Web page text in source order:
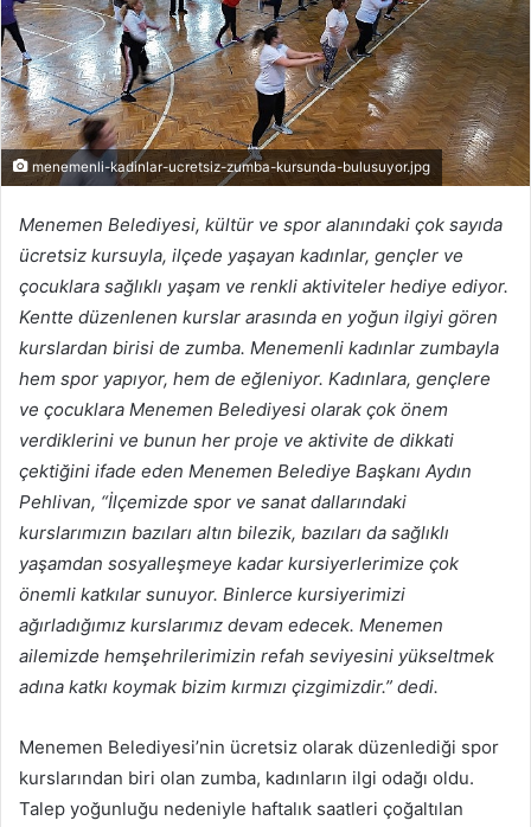
menemenli-kadinlar-ucretsiz-zumba-kursunda-bulusuyor.jpg
Menemen Belediyesi, kültür ve spor alanındaki çok sayıda
ücretsiz kursuyla, ilçede yaşayan kadınlar, gençler ve
çocuklara sağlıklı yaşam ve renkli aktiviteler hediye ediyor.
Kentte düzenlenen kurslar arasında en yoğun ilgiyi gören
kurslardan birisi de zumba. Menemenli kadınlar zumbayla
hem spor yapıyor, hem de eğleniyor. Kadınlara, gençlere
ve çocuklara Menemen Belediyesi olarak çok önem
verdiklerini ve bunun her proje ve aktivite de dikkati
çektiğini ifade eden Menemen Belediye Başkanı Aydın
Pehlivan, “İlçemizde spor ve sanat dallarındaki
kurslarımızın bazıları altın bilezik, bazıları da sağlıklı
yaşamdan sosyalleşmeye kadar kursiyerlerimize çok
önemli katkılar sunuyor. Binlerce kursiyerimizi
ağırladığımız kurslarımız devam edecek. Menemen
ailemizde hemşehrilerimizin refah seviyesini yükseltmek
adına katkı koymak bizim kırmızı çizgimizdir.” dedi.
Menemen Belediyesi’nin ücretsiz olarak düzenlediği spor
kurslarından biri olan zumba, kadınların ilgi odağı oldu.
Talep yoğunluğu nedeniyle haftalık saatleri çoğaltılan